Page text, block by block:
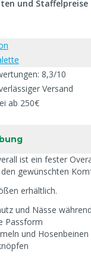
und Staffelpreise
8,3/10
Versand
ab 250€
ist ein fester
gewünschten
erhältlich.
und Nässe
Passform
und Hosenbeinen